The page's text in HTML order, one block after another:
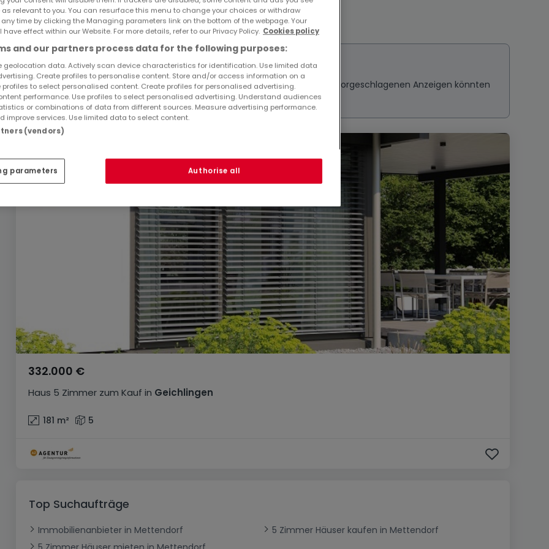
Ähnliche Immobilien in der Nähe
Sie haben keine Immobilien gefunden, die Sie interessieren? Diese vorgeschlagenen Anzeigen könnten
Sie interessieren.
Haus 5 Zimmer zum Kauf in Geichlingen
332.000 €
181 m² 5
Top Suchaufträge
Immobilienanbieter in Mettendorf
5 Zimmer Häuser kaufen in Mettendorf
as relevant to you. You can resurface this menu to change your choices or withdraw
time by clicking the Managing parameters link on the bottom of the webpage. Your
have effect within our Website. For more details, refer to our Privacy Policy. Cookies policy
and our partners process data for the following purposes:
geolocation data. Actively scan device characteristics for identification. Use limited data
Create profiles to personalise content. Store and/or access information on a
profiles to select personalised content. Create profiles for personalised advertising.
performance. Use profiles to select personalised advertising. Understand audiences
or combinations of data from different sources. Measure advertising performance.
improve services. Use limited data to select content.
(vendors)
parameters Authorise all